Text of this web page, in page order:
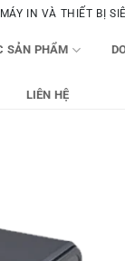
IN VÀ THIẾT BỊ
SẢN PHẨM
LIÊN HỆ